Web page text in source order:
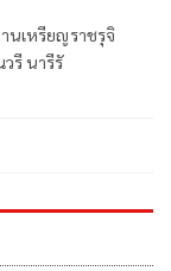
นเหรียญราชรุจิ
รี นารีรั